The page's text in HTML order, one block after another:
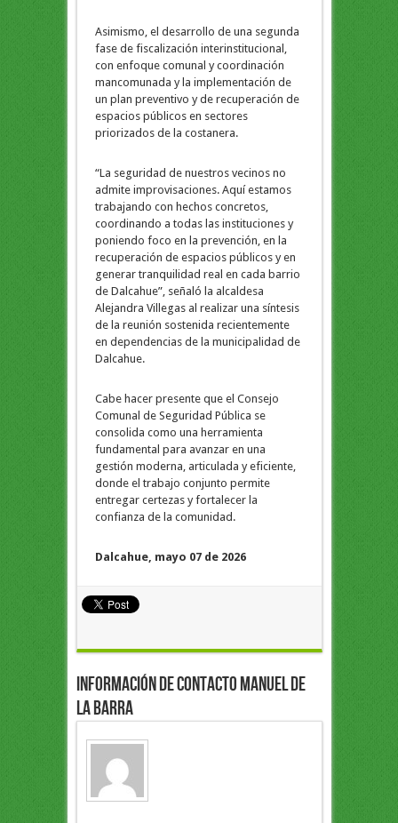
Asimismo, el desarrollo de una segunda
fase de fiscalización interinstitucional,
con enfoque comunal y coordinación
mancomunada y la implementación de
un plan preventivo y de recuperación de
espacios públicos en sectores
priorizados de la costanera.
“La seguridad de nuestros vecinos no
admite improvisaciones. Aquí estamos
trabajando con hechos concretos,
coordinando a todas las instituciones y
poniendo foco en la prevención, en la
recuperación de espacios públicos y en
generar tranquilidad real en cada barrio
de Dalcahue”, señaló la alcaldesa
Alejandra Villegas al realizar una síntesis
de la reunión sostenida recientemente
en dependencias de la municipalidad de
Dalcahue.
Cabe hacer presente que el Consejo
Comunal de Seguridad Pública se
consolida como una herramienta
fundamental para avanzar en una
gestión moderna, articulada y eficiente,
donde el trabajo conjunto permite
entregar certezas y fortalecer la
confianza de la comunidad.
Dalcahue, mayo 07 de 2026
Información de Contacto Manuel de
la Barra